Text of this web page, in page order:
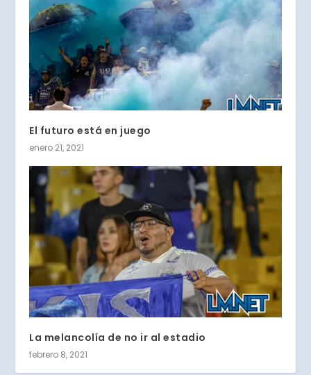
El futuro está en juego
enero 21, 2021
La melancolía de no ir al estadio
febrero 8, 2021